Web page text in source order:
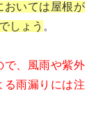
おいては屋根が
しょう 。
で、風雨や紫外
る雨漏りには注